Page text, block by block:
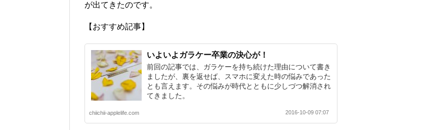
が出てきたのです。
【おすすめ記事】
いよいよガラケー卒業の決心が！
前回の記事では、ガラケーを持ち続けた理由について書き
ましたが、裏を返せば、スマホに変えた時の悩みであった
とも言えます。その悩みが時代とともに少しづつ解消され
てきました。
chiichii-applelife.com 2016-10-09 07:07